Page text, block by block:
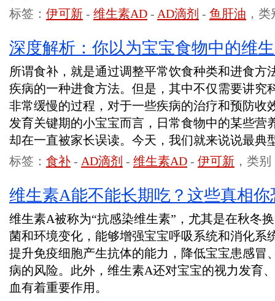
标签： 伊可新 - 维生素AD - AD滴剂 - 鱼肝油 ，
深度解析：你以为宝宝食物中的维
所谓食补，就是通过调整平常饮食种类和进食方
疾病的一种进食方法。但是，其中不仅需要讲究
非常缓慢的过程，对于一些疾病的治疗和预防收
发育关键期的小宝宝而言，日常食物中的某些营
却在一直被家长误读。今天，我们就来说说最典
标签： 食补 - AD滴剂 - 维生素AD - 伊可新 ，类
维生素A能不能长期吃？这些真相
维生素A被称为“抗感染维生素”，尤其是在秋冬
菌和环境变化，能够增强宝宝呼吸系统和消化系
提升免疫细胞产生抗体的能力，降低宝宝患感冒
病的风险。此外，维生素A还对宝宝的视力发育
血有着重要作用。